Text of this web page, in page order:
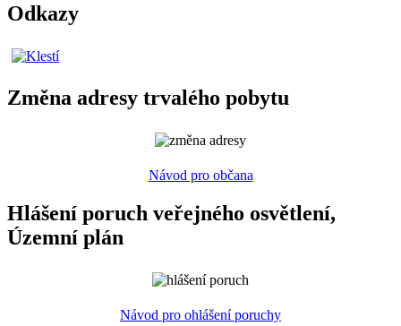
Odkazy
Změna adresy trvalého pobytu
Návod pro občana
Hlášení poruch veřejného osvětlení,
Územní plán
Návod pro ohlášení poruchy